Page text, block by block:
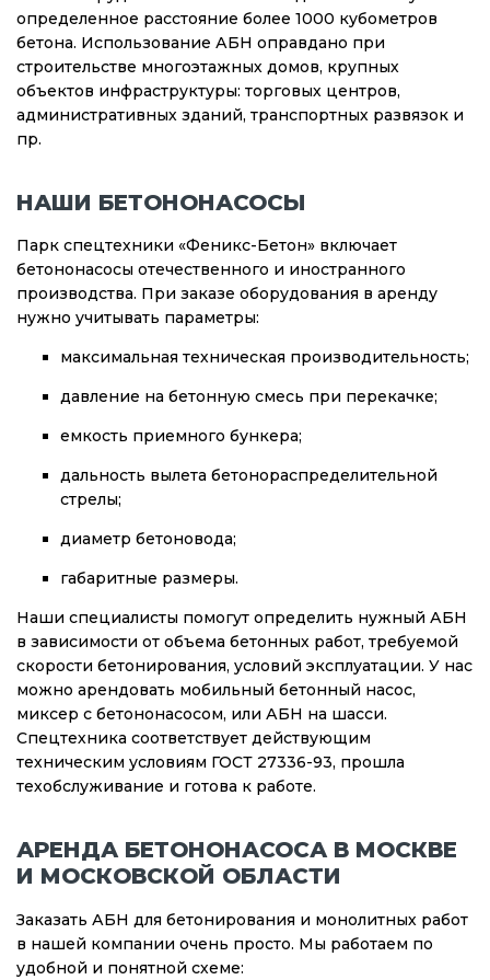
определенное расстояние более 1000 кубометров
бетона. Использование АБН оправдано при
строительстве многоэтажных домов, крупных
объектов инфраструктуры: торговых центров,
административных зданий, транспортных развязок и
пр.
НАШИ БЕТОНОНАСОСЫ
Парк спецтехники «Феникс-Бетон» включает
бетононасосы отечественного и иностранного
производства. При заказе оборудования в аренду
нужно учитывать параметры:
максимальная техническая производительность;
давление на бетонную смесь при перекачке;
емкость приемного бункера;
дальность вылета бетонораспределительной
стрелы;
диаметр бетоновода;
габаритные размеры.
Наши специалисты помогут определить нужный АБН
в зависимости от объема бетонных работ, требуемой
скорости бетонирования, условий эксплуатации. У нас
можно арендовать мобильный бетонный насос,
миксер с бетононасосом, или АБН на шасси.
Спецтехника соответствует действующим
техническим условиям ГОСТ 27336-93, прошла
техобслуживание и готова к работе.
АРЕНДА БЕТОНОНАСОСА В МОСКВЕ
И МОСКОВСКОЙ ОБЛАСТИ
Заказать АБН для бетонирования и монолитных работ
в нашей компании очень просто. Мы работаем по
удобной и понятной схеме: